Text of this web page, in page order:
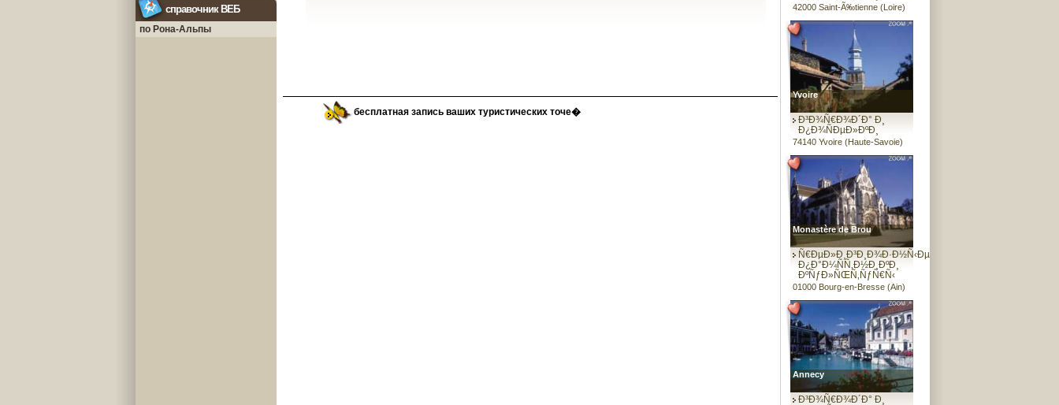
справочник ВЕБ
по Рона-Альпы
бесплатная запись ваших туристических точе�
42000 Saint-Ã‰tienne (Loire)
Yvoire
Ð³Ð¾Ñ€Ð¾Ð´Ð° Ð¸
Ð¿Ð¾ÑÐµÐ»ÐºÐ¸
74140 Yvoire (Haute-Savoie)
Monastère de Brou
Ñ€ÐµÐ»Ð¸Ð³Ð¸Ð¾Ð·Ð½Ñ‹Ðµ
Ð¿Ð°Ð¼ÑÑ‚Ð½Ð¸ÐºÐ¸
ÐºÑƒÐ»ÑŒÑ‚ÑƒÑ€Ñ‹
01000 Bourg-en-Bresse (Ain)
Annecy
Ð³Ð¾Ñ€Ð¾Ð´Ð° Ð¸